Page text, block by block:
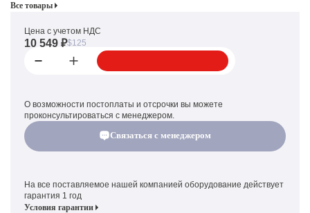
Все товары
Цена с учетом НДС
10 549 ₽$125
О возможности постоплаты и отсрочки вы можете
проконсультироваться с менеджером.
Связаться с менеджером
На все поставляемое нашей компанией оборудование действует
гарантия 1 год
Условия гарантии